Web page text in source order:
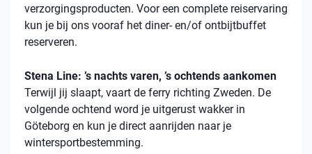
verzorgingsproducten. Voor een complete reiservaring
kun je bij ons vooraf het diner- en/of ontbijtbuffet
reserveren.
Stena Line: ’s nachts varen, ’s ochtends aankomen
Terwijl jij slaapt, vaart de ferry richting Zweden. De
volgende ochtend word je uitgerust wakker in
Göteborg en kun je direct aanrijden naar je
wintersportbestemming.